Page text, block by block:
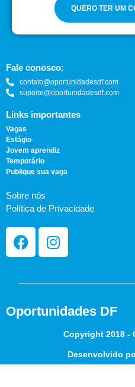
QUERO TER UM
Fale conosco:
contato@oportunidadesdf.com
suporte@oportunidadesdf.com
Links importantes
Vagas
Estágio
Jovem aprendiz
Temporário
Publique sua vaga
Sobre nós
Política de Privacidade
Oportunidades DF
Copyright 2018 -
Desenvolvido